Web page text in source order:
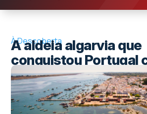
À Descoberta
A aldeia algarvia que
conquistou Portugal
melhor polvo